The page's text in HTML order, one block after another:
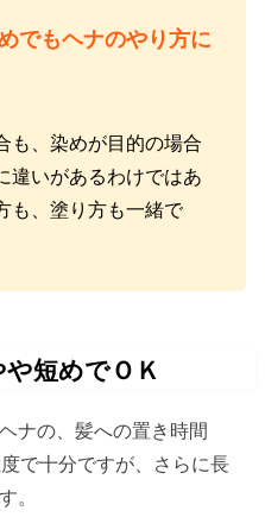
でもヘナのやり方に
も、染めが目的の場合
違いがあるわけではあ
も、塗り方も一緒で
短めでＯＫ
ナの、髪への置き時間
で十分ですが、さらに長
。